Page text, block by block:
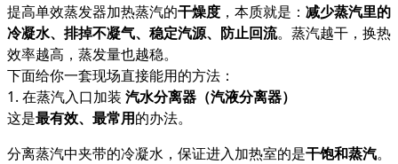
提高单效蒸发器加热蒸汽的干燥度 ，本质就是： 减少蒸汽里的
冷凝水、排掉不凝气、稳定汽源、防止回流。蒸汽越干，换热
效率越高，蒸发量也越稳。
下面给你一套现场直接能用的方法：
1. 在蒸汽入口加装 汽水分离器（汽液分离器）
这是最有效、最常用的办法。
分离蒸汽中夹带的冷凝水，保证进入加热室的是干饱和蒸汽。